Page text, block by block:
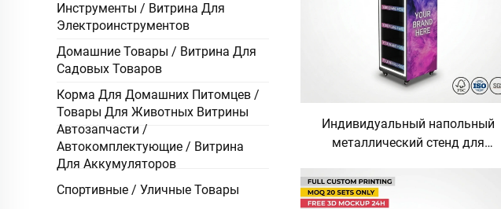
Инструменты / Витрина Для
Электроинструментов
Домашние Товары / Витрина Для
Садовых Товаров
Корма Для Домашних Питомцев /
Товары Для Животных Витрины
Автозапчасти /
Автокомплектующие / Витрина
Для Аккумуляторов
Спортивные / Уличные Товары
Индивидуальный напольный
металлический стенд для
витринная стойка для розничной
торговли табачными изделиями